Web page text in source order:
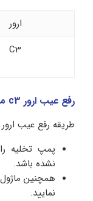
ارور
C3
رفع عیب ارور c3 ماشین لباسشویی آاگ
طریقه رفع عیب ارور c3 ماشین لباسشویی آاگ به قرار زیر است:
پمپ تخلیه
نشده باشد.
همچنین
نمایید.